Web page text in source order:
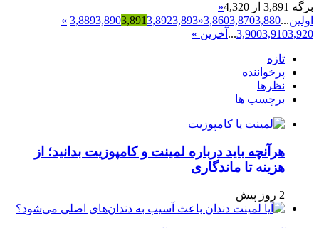
برگه 3,891 از 4,320
«
اولین...
3,8603,8703,880
«
3,8893,8903,8913,8923,893
»
3,9003,9103,920
... آخرین »
تازه
پرخواننده
نظرها
برچسب ها
هرآنچه باید درباره لمینت و کامپوزیت بدانید؛ از
هزینه تا ماندگاری
2 روز پیش